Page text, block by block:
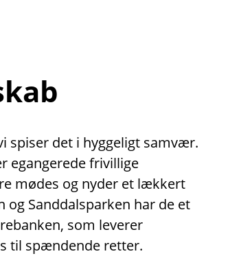
spiser det i hyggeligt samvær.
egangerede frivillige
mødes og nyder et lækkert
og Sanddalsparken har de et
som leverer
til spændende retter.